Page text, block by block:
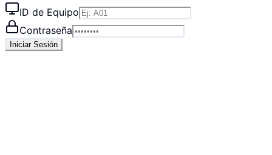
ID de Equipo
Contraseña
Iniciar Sesión